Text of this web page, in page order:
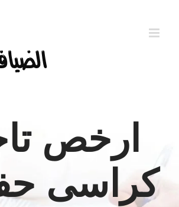
ارخص
كراسى